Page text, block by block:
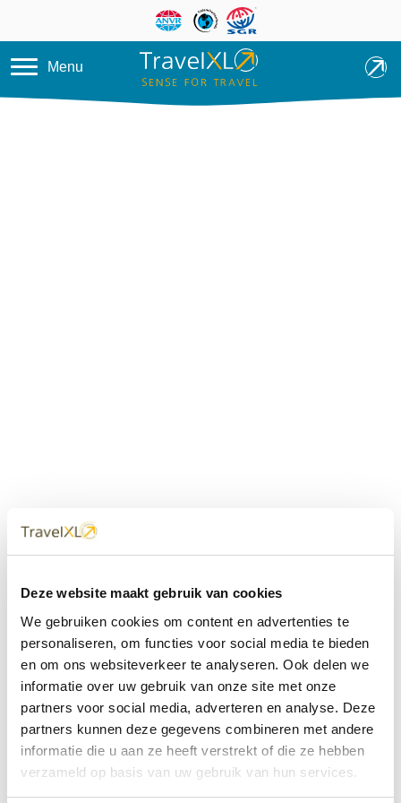
Deze website maakt gebruik van cookies
We gebruiken cookies om content en advertenties te
personaliseren, om functies voor social media te bieden
en om ons websiteverkeer te analyseren. Ook delen we
informatie over uw gebruik van onze site met onze
partners voor social media, adverteren en analyse. Deze
partners kunnen deze gegevens combineren met andere
informatie die u aan ze heeft verstrekt of die ze hebben
verzameld op basis van uw gebruik van hun services.
Overslaan en naar de inhoud
Menu
dichtbij
Met 60+ verkooppunten in Nederland en België staan wij
met onze XL Travelcenters, mobiele reisadviseurs van
TravelXL@Home en deze website altijd voor uw vakantie
klaar.
• Ontzorgen van A-Z • Onafhankelijk advies • Maatwerk •
Bespaar tijd en stress
TravelXLreisbureau's